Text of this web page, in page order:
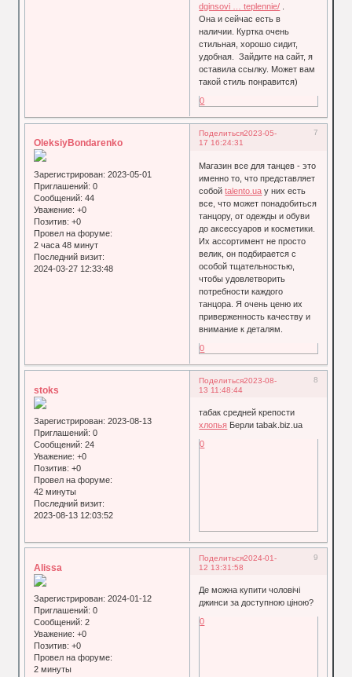
dginsovi … teplennie/
Она и сейчас есть в
наличии. Куртка очень
стильная, хорошо сидит,
удобная. Зайдите на сайт, я
оставила ссылку. Может вам
такой стиль понравится)
0
Поделиться 7
2023-05-
17 16:24:31
OleksiyBondarenko
Зарегистрирован: 2023-05-01
Приглашений: 0
Сообщений: 44
Уважение: +0
Позитив: +0
Провел на форуме:
2 часа 48 минут
Последний визит:
2024-03-27 12:33:48
Магазин все для танцев - это
именно то, что представляет
собойtalento.ua у них есть
все, что может понадобиться
танцору, от одежды и обуви
до аксессуаров и косметики.
Их ассортимент не просто
велик, он подбирается с
особой тщательностью,
чтобы удовлетворить
потребности каждого
танцора. Я очень ценю их
приверженность качеству и
внимание к деталям.
0
Поделиться 8
2023-08-
13 11:48:44
stoks
Зарегистрирован: 2023-08-13
Приглашений: 0
Сообщений: 24
Уважение: +0
Позитив: +0
Провел на форуме:
42 минуты
Последний визит:
2023-08-13 12:03:52
табак средней крепости
хлопья Берли tabak.biz.ua
0
Поделиться 9
2024-01-
12 13:31:58
Alissa
Зарегистрирован: 2024-01-12
Приглашений: 0
Сообщений: 2
Уважение: +0
Позитив: +0
Провел на форуме:
2 минуты
Де можна купити чоловічі
джинси за доступною ціною?
0